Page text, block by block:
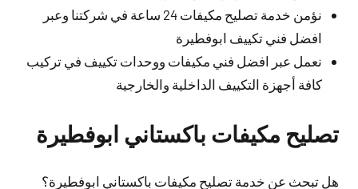
نؤمن خدمة تصليح مكيفات 24 ساعة في شركتنا وعبر
افضل فني تكييف ابوفطيرة
نعمل عبر افضل فني مكيفات ووحدات تكييف في تركيب
كافة أجهزة التكييف الداخلية والخارجية
تصليح مكيفات باكستاني ابوفطيرة
هل تبحث عن خدمة تصليح مكيفات باكستاني ابوفطيرة؟